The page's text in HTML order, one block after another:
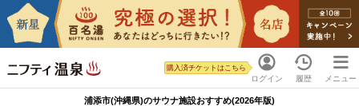
ログイン
購入済チケットはこちら
履歴 メニュー
浦添市(沖縄県)のサウナ施設おすすめ(2026年版)